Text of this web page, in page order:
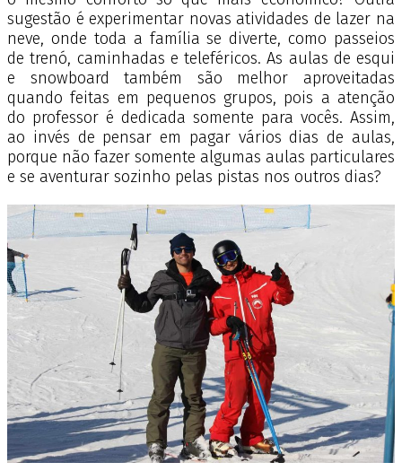
sugestão é experimentar novas atividades de lazer na
neve, onde toda a família se diverte, como passeios
de trenó, caminhadas e teleféricos. As aulas de esqui
e snowboard também são melhor aproveitadas
quando feitas em pequenos grupos, pois a atenção
do professor é dedicada somente para vocês. Assim,
ao invés de pensar em pagar vários dias de aulas,
porque não fazer somente algumas aulas particulares
e se aventurar sozinho pelas pistas nos outros dias?